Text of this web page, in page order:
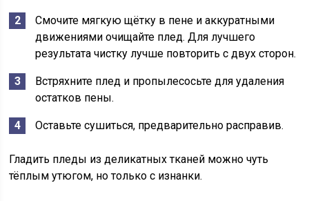
Смочите мягкую щётку в пене и аккуратными
движениями очищайте плед. Для лучшего
результата чистку лучше повторить с двух сторон.
Встряхните плед и пропылесосьте для удаления
остатков пены.
Оставьте сушиться, предварительно расправив.
Гладить пледы из деликатных тканей можно чуть
тёплым утюгом, но только с изнанки.